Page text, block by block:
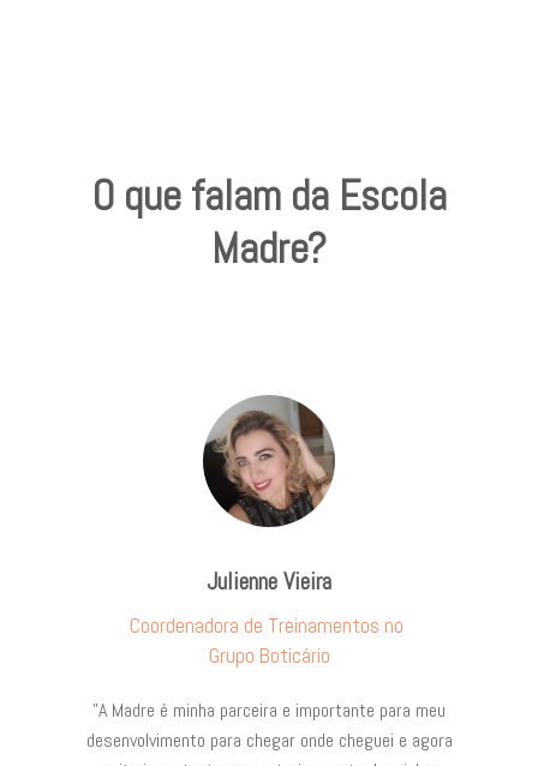
O que falam da Escola
Madre?
Julienne Vieira
Coordenadora de Treinamentos no
Grupo Boticário
"A Madre é minha parceira e importante para meu
desenvolvimento para chegar onde cheguei e agora